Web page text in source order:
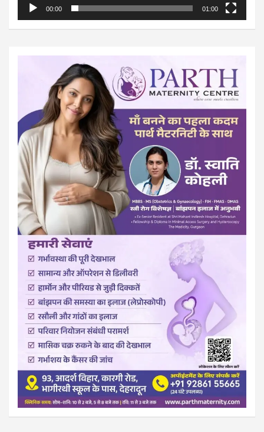
00:00 01:00